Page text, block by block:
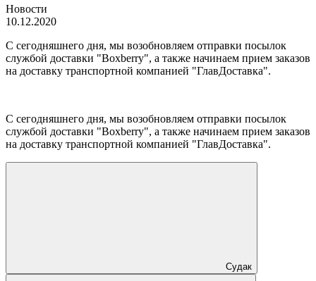
Новости
10.12.2020
С сегодняшнего дня, мы возобновляем отправки посылок
службой доставки "Boxberry", а также начинаем прием заказов
на доставку транспортной компанией "ГлавДоставка".
С сегодняшнего дня, мы возобновляем отправки посылок
службой доставки "Boxberry", а также начинаем прием заказов
на доставку транспортной компанией "ГлавДоставка".
Судак